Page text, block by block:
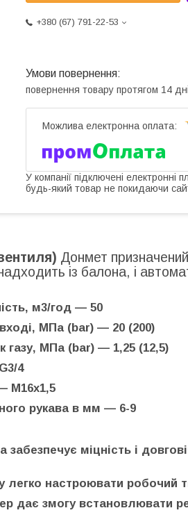
+380 (67) 791-22-53
повернення товару протягом 14
У компанії підключені електронні
будь-який товар не покидаючи
Донмет
із балона, і
м3/год — 50
МПа (bar) — 20 (200)
газу, МПа (bar) — 1,25 (12,5)
4
М16х1,5
рукава в мм — 6-9
міцність і
легко настроювати робочий
дає змогу встановлювати